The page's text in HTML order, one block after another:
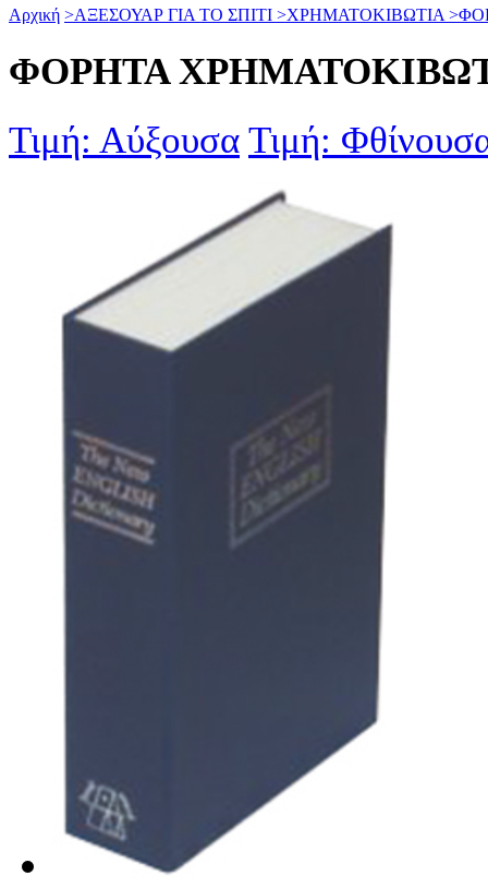
Αρχική >ΑΞΕΣΟΥΑΡ ΓΙΑ ΤΟ ΣΠΙΤΙ >ΧΡΗΜΑΤΟΚΙΒΩΤΙΑ >
ΦΟΡΗΤΑ
Τιμή: Αύξουσα Τιμή: